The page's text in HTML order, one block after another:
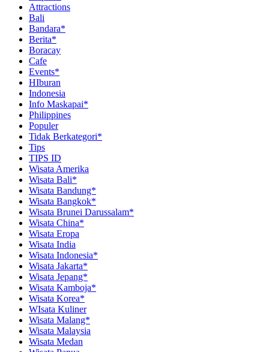
Attractions
Bali
Bandara*
Berita*
Boracay
Cafe
Events*
HIburan
Indonesia
Info Maskapai*
Philippines
Populer
Tidak Berkategori*
Tips
TIPS ID
Wisata Amerika
Wisata Bali*
Wisata Bandung*
Wisata Bangkok*
Wisata Brunei Darussalam*
Wisata China*
Wisata Eropa
Wisata India
Wisata Indonesia*
Wisata Jakarta*
Wisata Jepang*
Wisata Kamboja*
Wisata Korea*
WIsata Kuliner
Wisata Malang*
Wisata Malaysia
Wisata Medan